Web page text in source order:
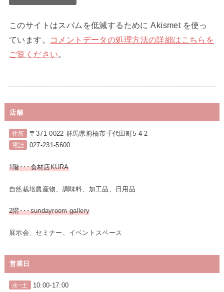
このサイトはスパムを低減するために Akismet を使っ
ています。
コメントデータの処理方法の詳細はこちらを
ご覧ください。
店舗
住所 〒371-0022 群馬県前橋市千代田町5-4-2
電話 027-231-5600
1階･･･食材店KURA
自然栽培農産物、調味料、加工品、日用品
2階･･･sundayroom gallery
展示会、セミナー、イベントスペース
営業日
水~土 10:00-17:00